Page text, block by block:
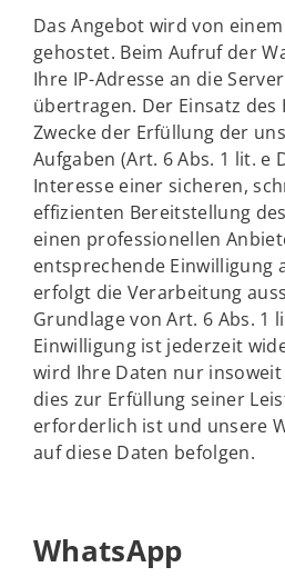
Das Angebot wird von
gehostet. Beim Aufruf der
Ihre IP-Adresse an die
übertragen. Der Einsatz
Zwecke der Erfüllung der
Aufgaben (Art. 6 Abs. 1 lit. e
Interesse einer sicheren,
effizienten Bereitstellung
einen professionellen
entsprechende Einwilligung
erfolgt die Verarbeitung
Grundlage von Art. 6 Abs. 1
Einwilligung ist jederzeit
wird Ihre Daten nur
dies zur Erfüllung seiner
erforderlich ist und unsere
auf diese Daten befolgen.
WhatsApp